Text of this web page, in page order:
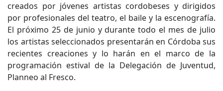
creados por jóvenes artistas cordobeses y dirigidos
por profesionales del teatro, el baile y la escenografía.
El próximo 25 de junio y durante todo el mes de julio
los artistas seleccionados presentarán en Córdoba sus
recientes creaciones y lo harán en el marco de la
programación estival de la Delegación de Juventud,
Planneo al Fresco.